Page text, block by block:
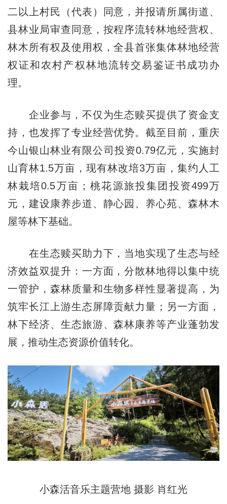
二以上村民（代表）同意，并报请所属街道、
县林业局审查同意，按程序流转林地经营权、
林木所有权及使用权，全县首张集体林地经营
权证和农村产权林地流转交易鉴证书成功办
理。
企业参与，不仅为生态赎买提供了资金支
持，也发挥了专业经营优势。截至目前，重庆
今山银山林业有限公司投资0.79亿元，实施封
山育林1.5万亩，现有林改培3万亩，集约人工
林栽培0.5万亩；桃花源旅投集团投资499万
元，建设康养步道、静心园、养心苑、森林木
屋等林下基础。
在生态赎买助力下，当地实现了生态与经
济效益双提升：一方面，分散林地得以集中统
一管护，森林质量和生物多样性显著提高，为
筑牢长江上游生态屏障贡献力量；另一方面，
林下经济、生态旅游、森林康养等产业蓬勃发
展，推动生态资源价值转化。
小森活音乐主题营地 摄影 肖红光